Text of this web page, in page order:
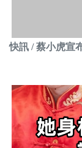
快訊 / 蔡小虎宣